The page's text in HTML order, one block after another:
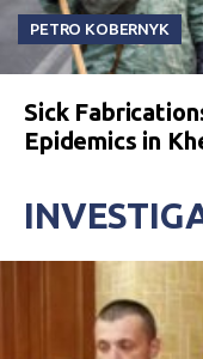
PETRO KOBERNYK
Sick
Epidemics in